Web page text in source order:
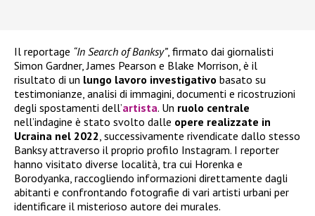
Il reportage “In Search of Banksy”, firmato dai giornalisti
Simon Gardner, James Pearson e Blake Morrison, è il
risultato di un lungo lavoro investigativo basato su
testimonianze, analisi di immagini, documenti e ricostruzioni
degli spostamenti dell’artista. Un ruolo centrale
nell’indagine è stato svolto dalle opere realizzate in
Ucraina nel 2022 , successivamente rivendicate dallo stesso
Banksy attraverso il proprio profilo Instagram. I reporter
hanno visitato diverse località, tra cui Horenka e
Borodyanka, raccogliendo informazioni direttamente dagli
abitanti e confrontando fotografie di vari artisti urbani per
identificare il misterioso autore dei murales.